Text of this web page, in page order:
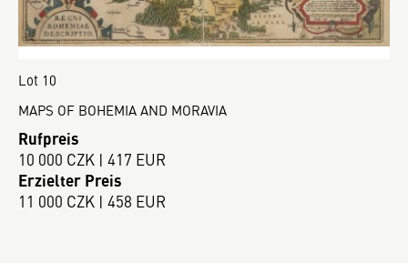
Lot 10
MAPS OF BOHEMIA AND MORAVIA
Rufpreis
10 000 CZK | 417 EUR
Erzielter Preis
11 000 CZK | 458 EUR